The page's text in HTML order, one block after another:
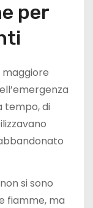
per
tempo, di
si sono
fiamme, ma